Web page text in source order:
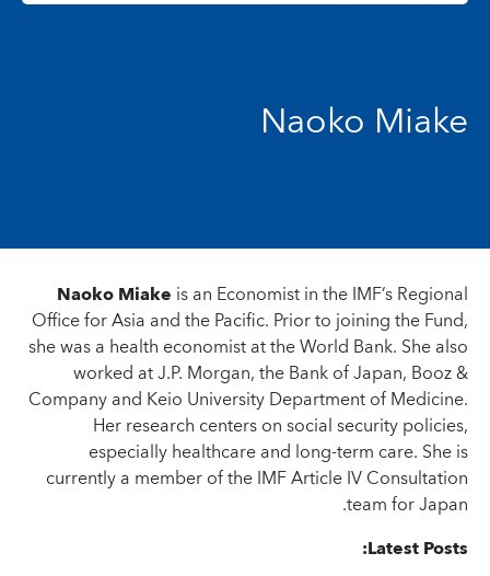
Naoko Miake
Naoko Miake is an Economist in the IMF’s Regional
Office for Asia and the Pacific. Prior to joining the Fund,
she was a health economist at the World Bank. She also
worked at J.P. Morgan, the Bank of Japan, Booz &
Company and Keio University Department of Medicine.
Her research centers on social security policies,
especially healthcare and long-term care. She is
currently a member of the IMF Article IV Consultation
team for Japan.
Latest Posts: